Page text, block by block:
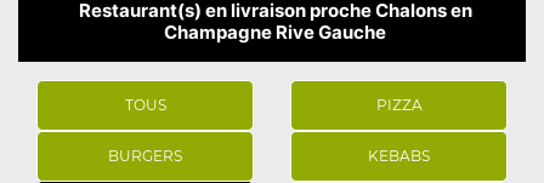
Restaurant(s) en livraison proche Chalons en
Champagne Rive Gauche
TOUS PIZZA
BURGERS KEBABS